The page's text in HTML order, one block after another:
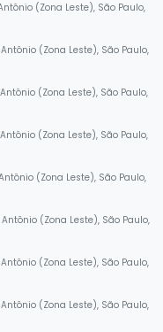
(Zona Leste), São Paulo,
(Zona Leste), São Paulo,
(Zona Leste), São Paulo,
(Zona Leste), São Paulo,
(Zona Leste), São Paulo,
(Zona Leste), São Paulo,
(Zona Leste), São Paulo,
(Zona Leste), São Paulo,